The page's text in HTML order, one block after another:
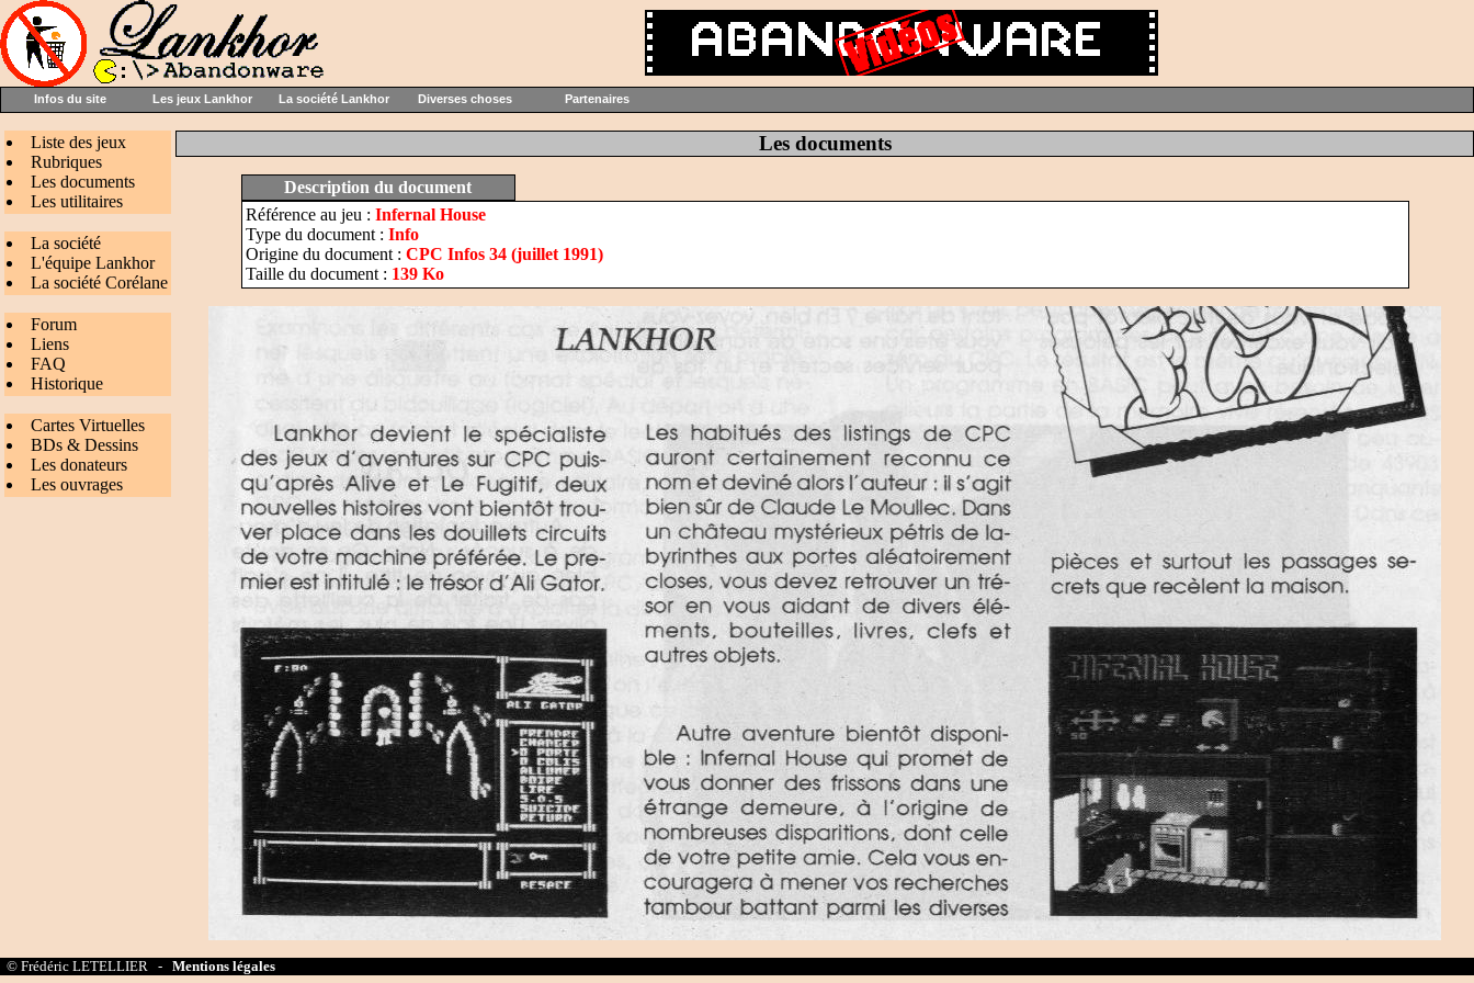
Infos du site Les jeux Lankhor La société Lankhor Diverses choses Partenaires
Liste des jeux
Rubriques
Les documents
Les utilitaires
La société
L'équipe Lankhor
La société Corélane
Forum
Liens
FAQ
Historique
Cartes Virtuelles
BDs & Dessins
Les donateurs
Les ouvrages
Les documents
Description du document
Référence au jeu : Infernal House
Type du document : Info
Origine du document : CPC Infos 34 (juillet 1991)
Taille du document : 139 Ko
© Frédéric LETELLIER - Mentions légales